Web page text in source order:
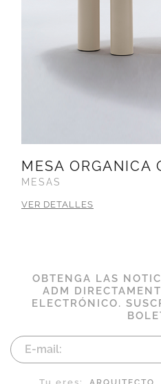
MESA ORGANICA
MESAS
VER DETALLES
OBTENGA LAS
ADM
ELECTRÓNICO.